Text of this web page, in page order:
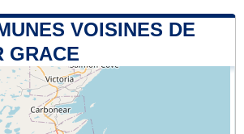
VOISINES DE
GRACE